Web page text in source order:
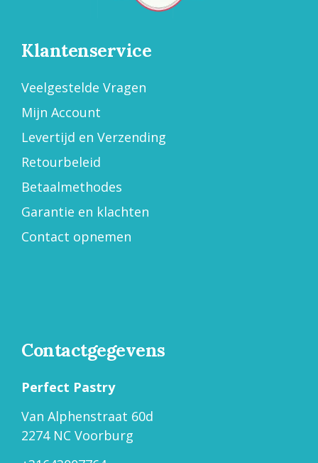
Klantenservice
Veelgestelde Vragen
Mijn Account
Levertijd en Verzending
Retourbeleid
Betaalmethodes
Garantie en klachten
Contact opnemen
Contactgegevens
Perfect Pastry
Van Alphenstraat 60d
2274 NC Voorburg